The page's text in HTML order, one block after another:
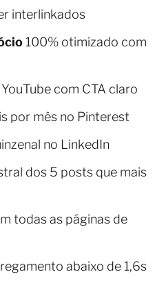
interlinkados
100% otimizado com
com CTA claro
por mês no Pinterest
no LinkedIn
dos 5 posts que mais
todas as páginas de
abaixo de 1,6s